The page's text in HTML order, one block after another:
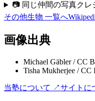
📷 同じ仲間の写真クレ
その他生物 一覧へ
画像出典
Michael Gäbler/CC
Tisha Mukherjee /CC
当塾について ↗サイトに